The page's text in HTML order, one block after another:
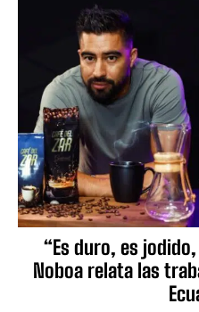
“Es duro, es
Noboa relata las